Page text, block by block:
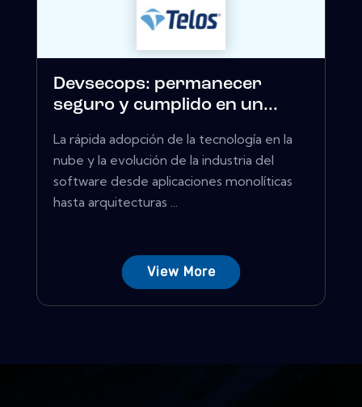
Devsecops: permanecer
seguro y cumplido en un...
La rápida adopción de la tecnología en la
nube y la evolución de la industria del
software desde aplicaciones monolíticas
hasta arquitecturas ...
View More